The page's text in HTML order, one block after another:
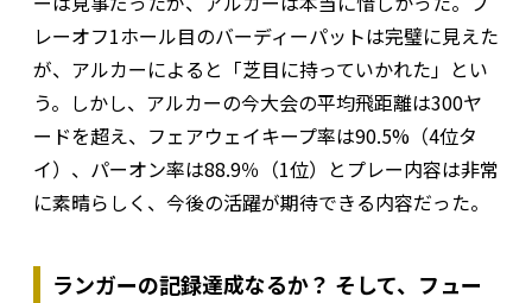
レーオフ1ホール目のバーディーパットは完璧に見えた
が、アルカーによると「芝目に持っていかれた」とい
う。しかし、アルカーの今大会の平均飛距離は300ヤ
ードを超え、フェアウェイキープ率は90.5%（4位タ
イ）、パーオン率は88.9％（1位）とプレー内容は非常
に素晴らしく、今後の活躍が期待できる内容だった。
ランガーの記録達成なるか？ そして、フュー